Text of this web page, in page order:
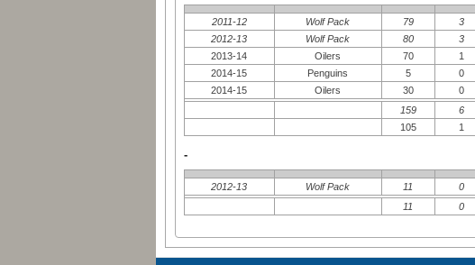
2011-12 Wolf Pack 79 3
2012-13
Wolf Pack 80 3
2013-14
Oilers 70 1
2014-15
Penguins 5 0
2014-15
Oilers 30 0
159
6
105
1
-
2012-13 Wolf Pack 11 0
11
0